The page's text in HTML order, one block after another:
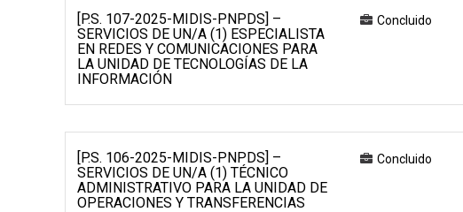
[P.S. 107-2025-MIDIS-PNPDS] –
SERVICIOS DE UN/A (1) ESPECIALISTA
EN REDES Y COMUNICACIONES PARA
LA UNIDAD DE TECNOLOGÍAS DE LA
INFORMACIÓN
Concluido
[P.S. 106-2025-MIDIS-PNPDS] –
SERVICIOS DE UN/A (1) TÉCNICO
ADMINISTRATIVO PARA LA UNIDAD DE
OPERACIONES Y TRANSFERENCIAS
Concluido